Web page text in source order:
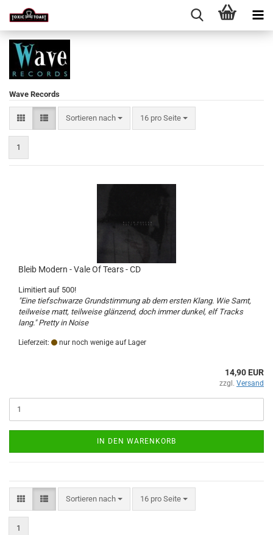
Wave Records
Sortieren nach
Sortieren nach 16 pro Seite
pro Seite
1
Bleib Modern - Vale Of Tears - CD
Limitiert auf 500!
"Eine tiefschwarze Grundstimmung ab dem ersten Klang. Wie Samt,
teilweise matt, teilweise glänzend, doch immer dunkel, elf Tracks
lang." Pretty in Noise
Lieferzeit: nur noch wenige auf Lager
14,90 EUR
zzgl. Versand
IN DEN WARENKORB
Sortieren nach
Sortieren nach 16 pro Seite
pro Seite
1